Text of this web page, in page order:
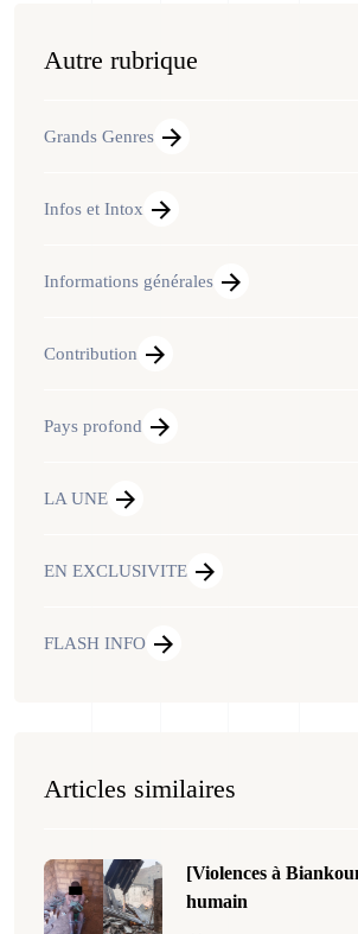
Autre rubrique
Grands Genres
Infos et Intox
Informations générales
Contribution
Pays profond
LA UNE
EN EXCLUSIVITE
FLASH INFO
Articles similaires
[Violences à
humain